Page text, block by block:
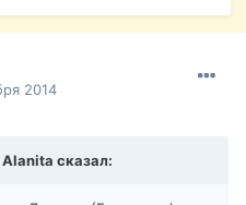
2014
Alanita сказал: